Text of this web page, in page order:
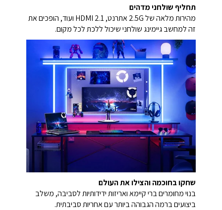
תחליף שולחני מדהים
מהירות מלאה של 2.5G אתרנט, HDMI 2.1 ועוד, הופכים את
זה למחשב גיימינג שולחני שיכול ללכת לכל מקום.
שחקו בחוכמה והצילו את העולם
בנוי מחומרים ברי קיימא ואריזות ידידותיות לסביבה, משלב
ביצועים ברמה הגבוהה ביותר עם אחריות סביבתית.